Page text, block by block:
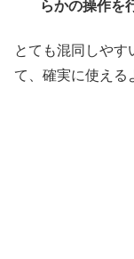
らかの操作を
とても混同しや
て、確実に使える